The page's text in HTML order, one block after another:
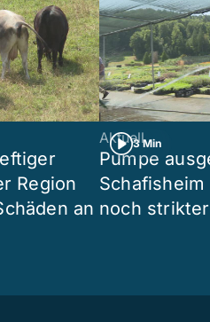
Region
an
3 Min
Aktuell
Pumpe
noch